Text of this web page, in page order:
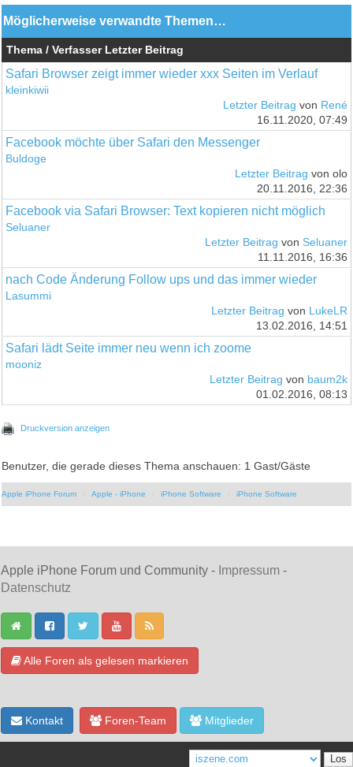
Möglicherweise verwandte Themen…
Thema / Verfasser Letzter Beitrag
Safari Browser zeigt immer wieder xxx Seiten im Verlauf
kleinkiwii
Letzter Beitrag von René
16.11.2020, 07:49
Facebook möchte über Safari den Messenger
Buldoge
Letzter Beitrag von olo
20.11.2016, 22:36
Facebook via Safari Browser: Text kopieren nicht möglich
Seluaner
Letzter Beitrag von Seluaner
11.11.2016, 16:36
nach Code Änderung Follow ups und das immer wieder
Lasummi
Letzter Beitrag von LukeLR
13.02.2016, 14:51
Safari lädt Seite immer neu wenn ich zoome
mooniz
Letzter Beitrag von baum2k
01.02.2016, 08:13
Druckversion anzeigen
Benutzer, die gerade dieses Thema anschauen: 1 Gast/Gäste
Apple iPhone Forum Apple - iPhone iPhone Software iPhone Software
Apple iPhone Forum und Community - Impressum -
Datenschutz
Alle Foren als gelesen markieren
Kontakt Foren-Team Mitglieder